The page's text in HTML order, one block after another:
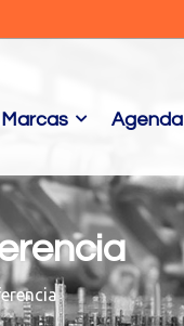
Marcas Agenda